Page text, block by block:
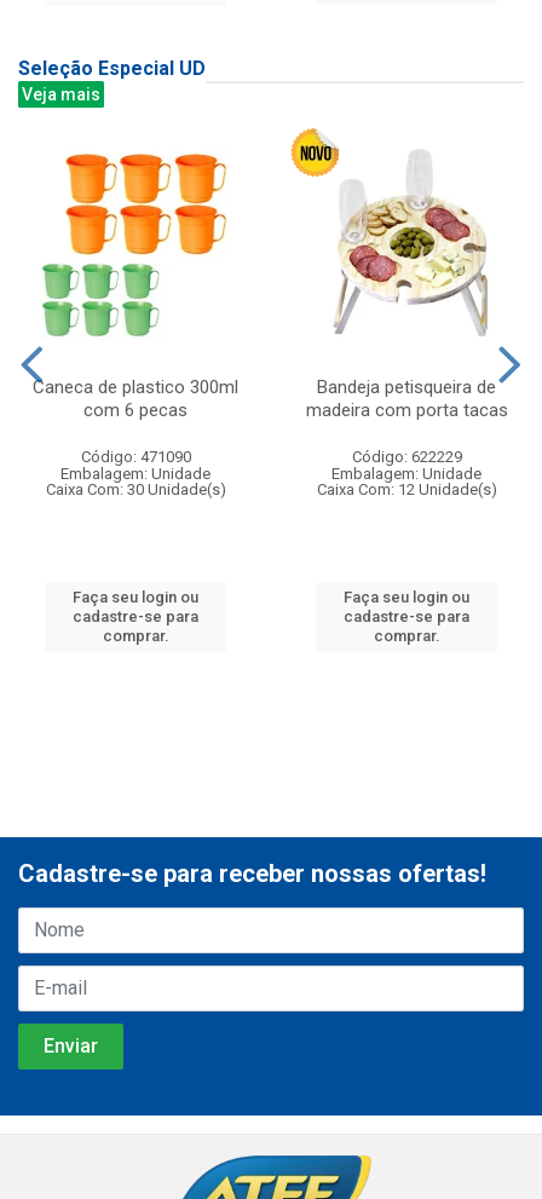
Seleção Especial UD
Veja mais
Caneca de plastico 300ml
com 6 pecas
Código: 471090
Embalagem: Unidade
Caixa Com: 30 Unidade(s)
Faça seu login ou
cadastre-se para
comprar.
Bandeja petisqueira de
madeira com porta tacas
Código: 622229
Embalagem: Unidade
Caixa Com: 12 Unidade(s)
Faça seu login ou
cadastre-se para
comprar.
Cadastre-se para receber nossas ofertas!